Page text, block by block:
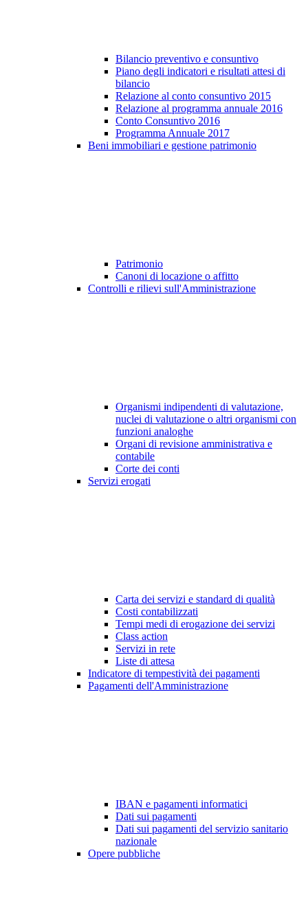
Bilancio preventivo e consuntivo
Piano degli indicatori e risultati attesi di
bilancio
Relazione al conto consuntivo 2015
Relazione al programma annuale 2016
Conto Consuntivo 2016
Programma Annuale 2017
Beni immobiliari e gestione patrimonio
Patrimonio
Canoni di locazione o affitto
Controlli e rilievi sull'Amministrazione
Organismi indipendenti di valutazione,
nuclei di valutazione o altri organismi con
funzioni analoghe
Organi di revisione amministrativa e
contabile
Corte dei conti
Servizi erogati
Carta dei servizi e standard di qualità
Costi contabilizzati
Tempi medi di erogazione dei servizi
Class action
Servizi in rete
Liste di attesa
Indicatore di tempestività dei pagamenti
Pagamenti dell'Amministrazione
IBAN e pagamenti informatici
Dati sui pagamenti
Dati sui pagamenti del servizio sanitario
nazionale
Opere pubbliche